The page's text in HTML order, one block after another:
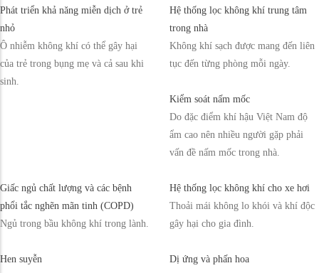
Phát triển khả năng miễn dịch ở trẻ
nhỏ
Ô nhiễm không khí có thể gây hại
của trẻ trong bụng mẹ và cả sau khi
sinh.
Hệ thống lọc không khí trung tâm
trong nhà
Không khí sạch được mang đến liên
tục đến từng phòng mỗi ngày.
Kiểm soát nấm mốc
Do đặc điểm khí hậu Việt Nam độ
ẩm cao nên nhiều người gặp phải
vấn đề nấm mốc trong nhà.
Giấc ngủ chất lượng và các bệnh
phổi tắc nghẽn mãn tinh (COPD)
Ngủ trong bầu không khí trong lành.
Hệ thống lọc không khí cho xe hơi
Thoải mái không lo khói và khí độc
gây hại cho gia đình.
Hen suyễn
Dị ứng và phấn hoa